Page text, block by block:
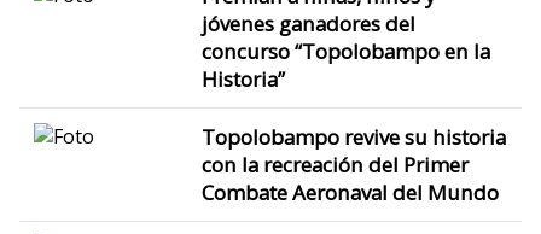
jóvenes ganadores del
concurso “Topolobampo en la
Historia”
Topolobampo revive su historia
con la recreación del Primer
Combate Aeronaval del Mundo